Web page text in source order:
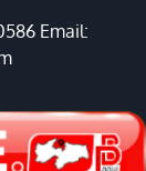
Email: